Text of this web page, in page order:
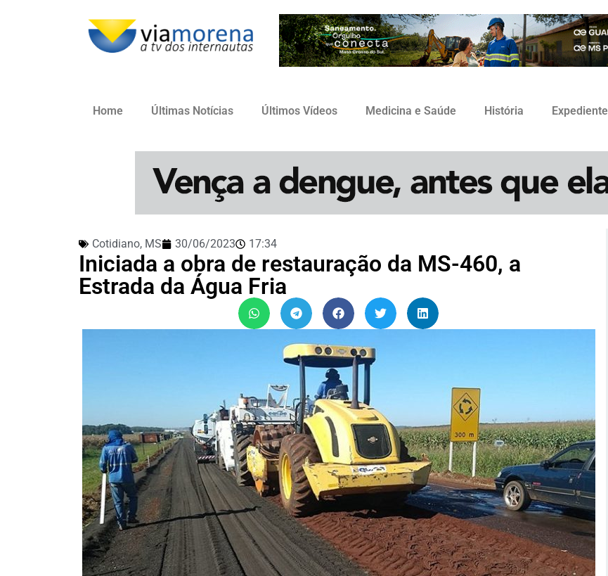
Home Últimas Notícias Últimos Vídeos Medicina e Saúde História Expediente
Cotidiano, MS 30/06/2023 17:34
Iniciada a obra de restauração da MS-460, a
Estrada da Água Fria